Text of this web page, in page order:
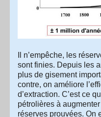
Il n’empêche, les
sont finies. Depuis les
plus de gisement
contre, on améliore
d’extraction. C’est ce
pétrolières à
réserves prouvées. On